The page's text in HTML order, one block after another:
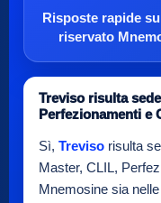
Risposte rapide
riservato
Treviso risulta
Perfezionamenti e
Sì, Treviso risulta
Master, CLIL,
Mnemosine sia